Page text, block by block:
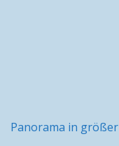
Panorama in größer